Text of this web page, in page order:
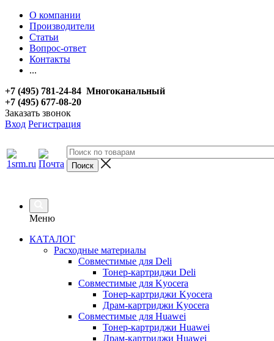
О компании
Производители
Статьи
Вопрос-ответ
Контакты
...
+7 (495) 781-24-84 Многоканальный
+7 (495) 677-08-20
Заказать звонок
Вход Регистрация
Меню
КАТАЛОГ
Расходные материалы
Совместимые для Deli
Тонер-картриджи Deli
Совместимые для Kyocera
Тонер-картриджи Kyocera
Драм-картриджи Kyocera
Совместимые для Huawei
Тонер-картриджи Huawei
Драм-картриджи Huawei